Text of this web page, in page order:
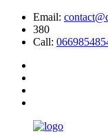
Email:
380
Call: